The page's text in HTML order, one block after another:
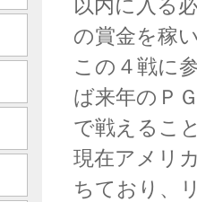
以内に入る
の賞金を稼
この４戦に
ば来年のＰ
で戦えるこ
現在アメリ
ちており、